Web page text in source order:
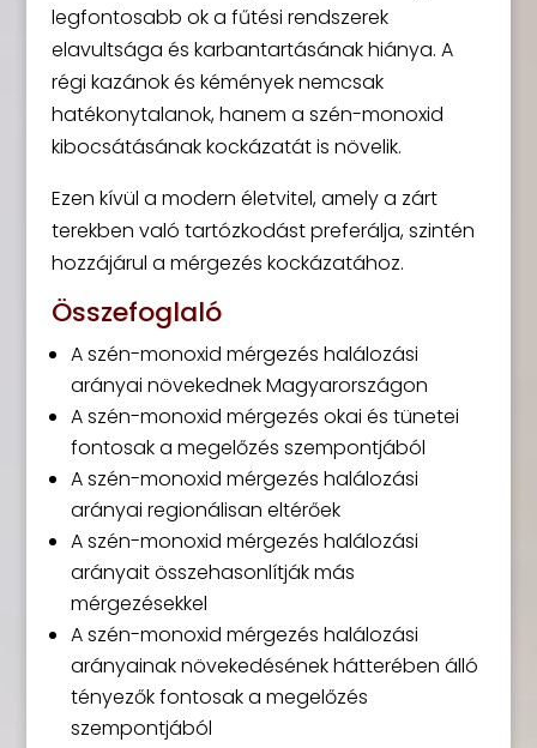
legfontosabb ok a fűtési rendszerek
elavultsága és karbantartásának hiánya. A
régi kazánok és kémények nemcsak
hatékonytalanok, hanem a szén-monoxid
kibocsátásának kockázatát is növelik.
Ezen kívül a modern életvitel, amely a zárt
terekben való tartózkodást preferálja, szintén
hozzájárul a mérgezés kockázatához.
Összefoglaló
A szén-monoxid mérgezés halálozási
arányai növekednek Magyarországon
A szén-monoxid mérgezés okai és tünetei
fontosak a megelőzés szempontjából
A szén-monoxid mérgezés halálozási
arányai regionálisan eltérőek
A szén-monoxid mérgezés halálozási
arányait összehasonlítják más
mérgezésekkel
A szén-monoxid mérgezés halálozási
arányainak növekedésének hátterében álló
tényezők fontosak a megelőzés
szempontjából